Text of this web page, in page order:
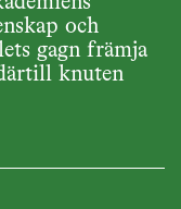
och
gagn främja
knuten